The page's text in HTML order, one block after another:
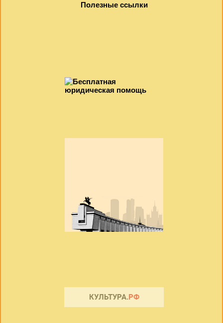
Полезные ссылки